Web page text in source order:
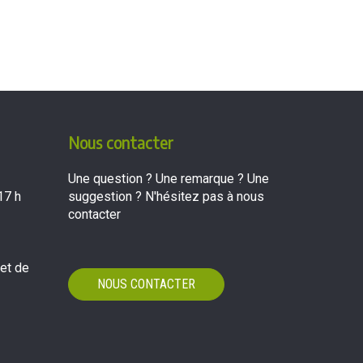
h
de
Nous contacter
Une question ? Une remarque ? Une
suggestion ? N'hésitez pas à nous
contacter
NOUS CONTACTER